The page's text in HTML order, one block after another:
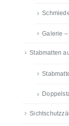
Galerie –
Stabmatten